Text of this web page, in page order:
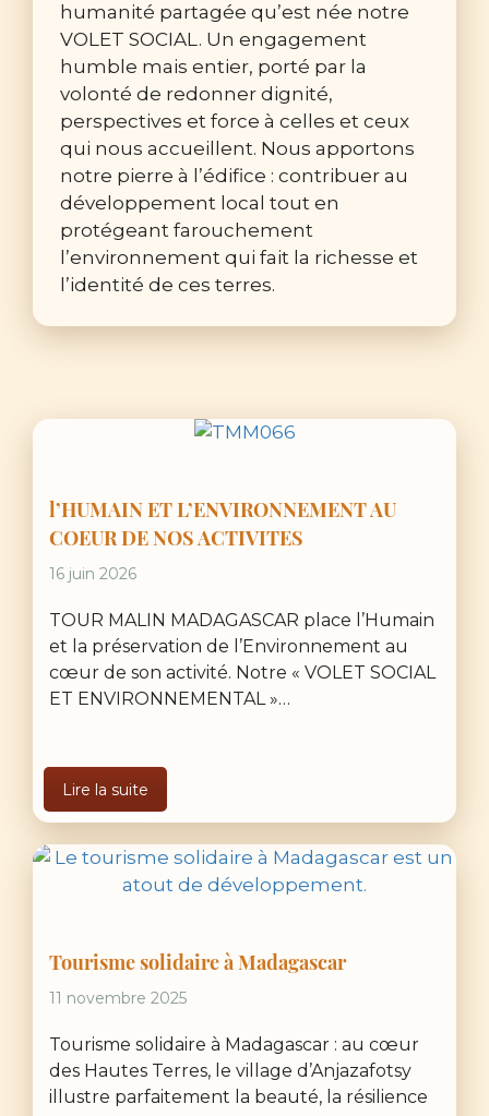
humanité partagée qu’est née notre
VOLET SOCIAL. Un engagement
humble mais entier, porté par la
volonté de redonner dignité,
perspectives et force à celles et ceux
qui nous accueillent. Nous apportons
notre pierre à l’édifice : contribuer au
développement local tout en
protégeant farouchement
l’environnement qui fait la richesse et
l’identité de ces terres.
l’HUMAIN ET L’ENVIRONNEMENT AU
COEUR DE NOS ACTIVITES
16 juin 2026
TOUR MALIN MADAGASCAR place l’Humain
et la préservation de l’Environnement au
cœur de son activité. Notre « VOLET SOCIAL
ET ENVIRONNEMENTAL »…
Lire la suite
Tourisme solidaire à Madagascar
11 novembre 2025
Tourisme solidaire à Madagascar : au cœur
des Hautes Terres, le village d’Anjazafotsy
illustre parfaitement la beauté, la résilience